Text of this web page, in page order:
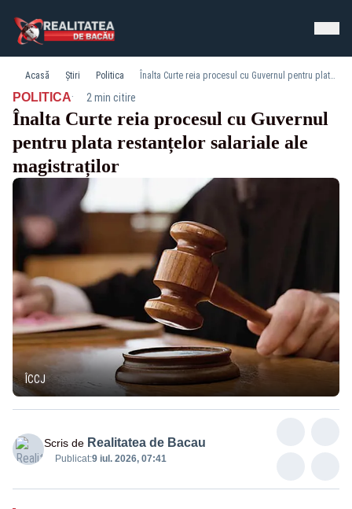
Acasă Știri Politica Înalta Curte reia procesul cu Guvernul pentru plata restanțelor salariale ale magistraților
POLITICA· 2 min citire
Înalta Curte reia procesul cu Guvernul
pentru plata restanțelor salariale ale
magistraților
ÎCCJ
Scris de Realitatea de Bacau
Publicat:9 iul. 2026, 07:41